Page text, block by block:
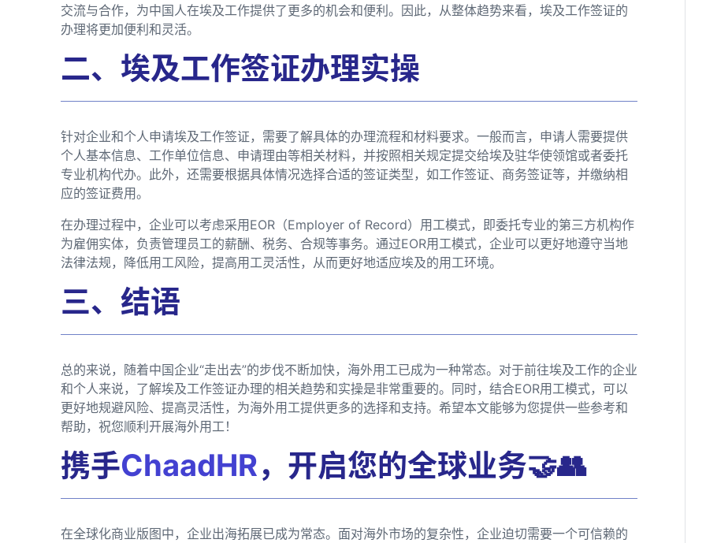
交流与合作，为中国人在埃及工作提供了更多的机会和便利。因此，从整体趋势来看，埃及工作签证的
办理将更加便利和灵活。
二、埃及工作签证办理实操
针对企业和个人申请埃及工作签证，需要了解具体的办理流程和材料要求。一般而言，申请人需要提供
个人基本信息、工作单位信息、申请理由等相关材料，并按照相关规定提交给埃及驻华使领馆或者委托
专业机构代办。此外，还需要根据具体情况选择合适的签证类型，如工作签证、商务签证等，并缴纳相
应的签证费用。
在办理过程中，企业可以考虑采用EOR（Employer of Record）用工模式，即委托专业的第三方机构作
为雇佣实体，负责管理员工的薪酬、税务、合规等事务。通过EOR用工模式，企业可以更好地遵守当地
法律法规，降低用工风险，提高用工灵活性，从而更好地适应埃及的用工环境。
三、结语
总的来说，随着中国企业“走出去”的步伐不断加快，海外用工已成为一种常态。对于前往埃及工作的企业
和个人来说，了解埃及工作签证办理的相关趋势和实操是非常重要的。同时，结合EOR用工模式，可以
更好地规避风险、提高灵活性，为海外用工提供更多的选择和支持。希望本文能够为您提供一些参考和
帮助，祝您顺利开展海外用工！
携手ChaadHR，开启您的全球业务🤝👥
在全球化商业版图中，企业出海拓展已成为常态。面对海外市场的复杂性，企业迫切需要一个可信赖的